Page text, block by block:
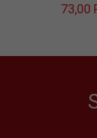
73,00